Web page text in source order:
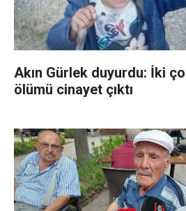
Akın Gürlek duyurdu: İki
ölümü cinayet çıktı